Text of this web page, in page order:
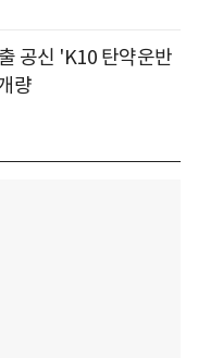
공신 'K10 탄약운반
량